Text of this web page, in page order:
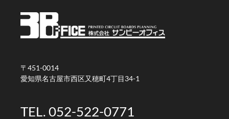
〒451-0014
愛知県名古屋市西区又穂町4丁目34-1
TEL. 052-522-0771